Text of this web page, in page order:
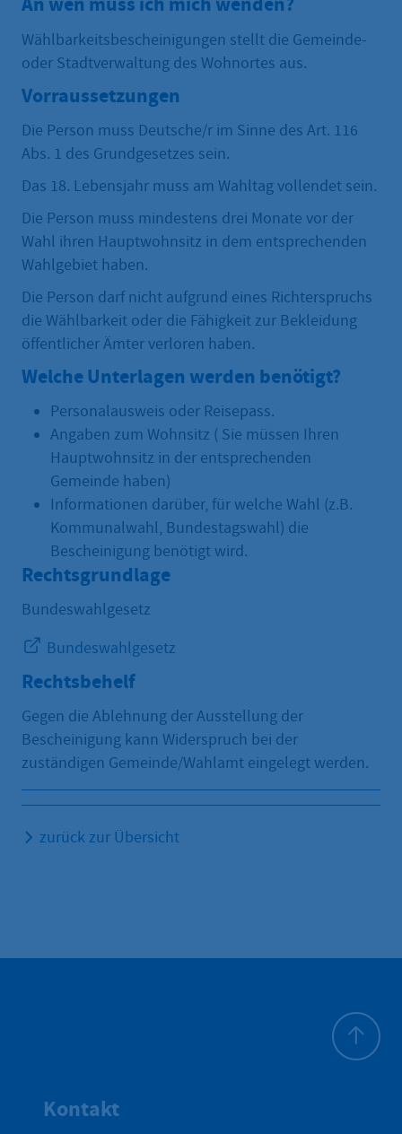
Wählbarkeitsbescheinigungen stellt die Gemeinde-
oder Stadtverwaltung des Wohnortes aus.
Vorraussetzungen
Die Person muss Deutsche/r im Sinne des Art. 116
Abs. 1 des Grundgesetzes sein.
Das 18. Lebensjahr muss am Wahltag vollendet sein.
Die Person muss mindestens drei Monate vor der
Wahl ihren Hauptwohnsitz in dem entsprechenden
Wahlgebiet haben.
Die Person darf nicht aufgrund eines Richterspruchs
die Wählbarkeit oder die Fähigkeit zur Bekleidung
öffentlicher Ämter verloren haben.
Welche Unterlagen werden benötigt?
Personalausweis oder Reisepass.
Angaben zum Wohnsitz ( Sie müssen Ihren
Hauptwohnsitz in der entsprechenden
Gemeinde haben)
Informationen darüber, für welche Wahl (z.B.
Kommunalwahl, Bundestagswahl) die
Bescheinigung benötigt wird.
Rechtsgrundlage
Bundeswahlgesetz
Bundeswahlgesetz
Rechtsbehelf
Gegen die Ablehnung der Ausstellung der
Bescheinigung kann Widerspruch bei der
zuständigen Gemeinde/Wahlamt eingelegt werden.
zurück zur Übersicht
Kontakt